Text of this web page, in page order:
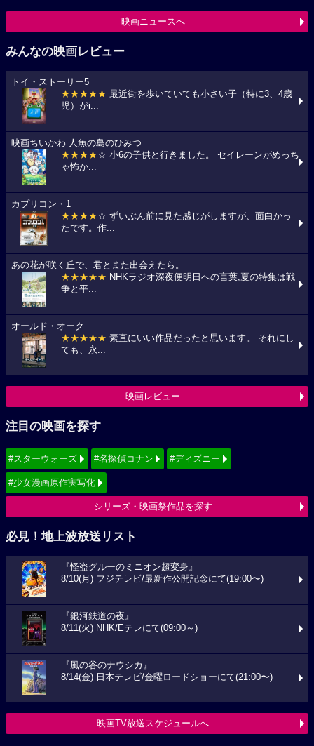
映画ニュースへ
みんなの映画レビュー
トイ・ストーリー5
★★★★★ 最近街を歩いていても小さい子（特に3、4歳
児）がi...
映画ちいかわ 人魚の島のひみつ
★★★★☆ 小6の子供と行きました。 セイレーンがめっち
ゃ怖か...
カプリコン・1
★★★★☆ ずいぶん前に見た感じがしますが、面白かっ
たです。作...
あの花が咲く丘で、君とまた出会えたら。
★★★★★ NHKラジオ深夜便明日への言葉,夏の特集は戦
争と平...
オールド・オーク
★★★★★ 素直にいい作品だったと思います。 それにし
ても、永...
映画レビュー
注目の映画を探す
#スターウォーズ #名探偵コナン #ディズニー
#少女漫画原作実写化
シリーズ・映画祭作品を探す
必見！地上波放送リスト
『怪盗グルーのミニオン超変身』
8/10(月) フジテレビ/最新作公開記念にて(19:00〜)
『銀河鉄道の夜』
8/11(火) NHK/Eテレにて(09:00～)
『風の谷のナウシカ』
8/14(金) 日本テレビ/金曜ロードショーにて(21:00〜)
映画TV放送スケジュールへ